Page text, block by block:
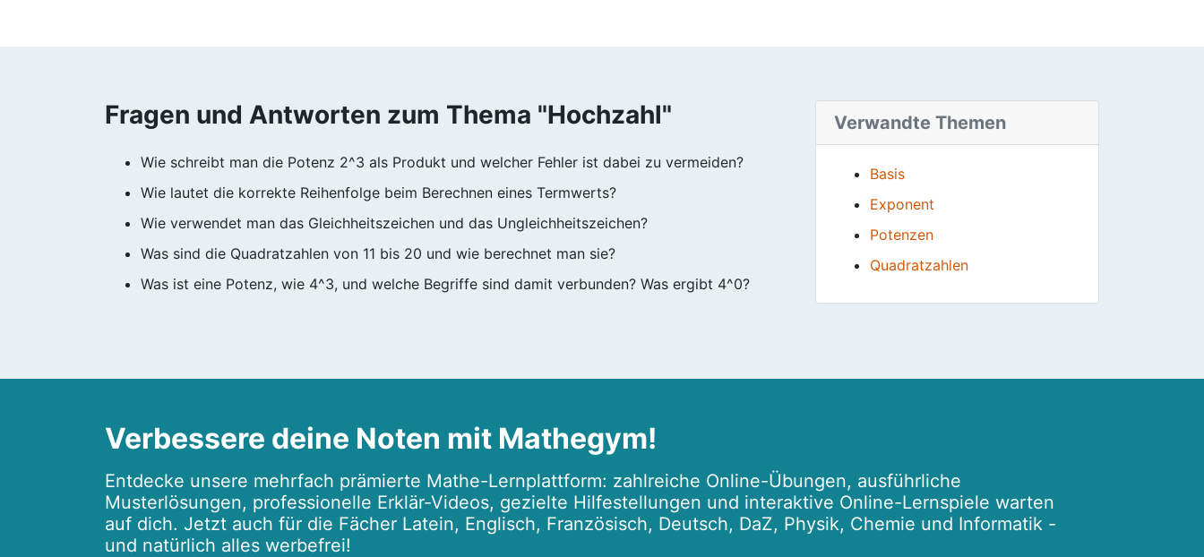
Fragen und Antworten zum Thema "Hochzahl"
Wie schreibt man die Potenz 2^3 als Produkt und welcher Fehler ist dabei zu vermeiden?
Wie lautet die korrekte Reihenfolge beim Berechnen eines Termwerts?
Wie verwendet man das Gleichheitszeichen und das Ungleichheitszeichen?
Was sind die Quadratzahlen von 11 bis 20 und wie berechnet man sie?
Was ist eine Potenz, wie 4^3, und welche Begriffe sind damit verbunden? Was ergibt 4^0?
Verwandte Themen
Basis
Exponent
Potenzen
Quadratzahlen
Verbessere deine Noten mit Mathegym!
Entdecke unsere mehrfach prämierte Mathe-Lernplattform: zahlreiche Online-Übungen, ausführliche
Musterlösungen, professionelle Erklär-Videos, gezielte Hilfestellungen und interaktive Online-Lernspiele warten
auf dich. Jetzt auch für die Fächer Latein, Englisch, Französisch, Deutsch, DaZ, Physik, Chemie und Informatik -
und natürlich alles werbefrei!